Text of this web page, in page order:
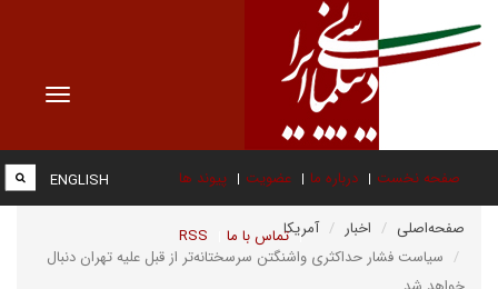
Toggle
صفحه نخست درباره ما عضویت پیوند ها
تماس با ما RSS
ENGLISH
صفحه‌اصلی اخبار
آمریکا
سیاست فشار حداکثری واشنگتن سرسختانه‌تر از قبل علیه تهران دنبال